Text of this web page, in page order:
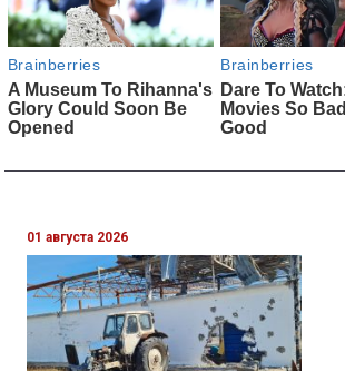
01 августа 2026